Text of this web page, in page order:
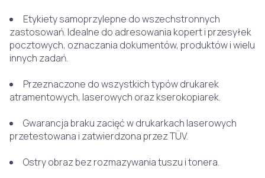
Etykiety samoprzylepne do wszechstronnych
zastosowań. Idealne do adresowania kopert i przesyłek
pocztowych, oznaczania dokumentów, produktów i wielu
innych zadań.
Przeznaczone do wszystkich typów drukarek
atramentowych, laserowych oraz kserokopiarek.
Gwarancja braku zacięć w drukarkach laserowych
przetestowana i zatwierdzona przez TÜV.
Ostry obraz bez rozmazywania tuszu i tonera.